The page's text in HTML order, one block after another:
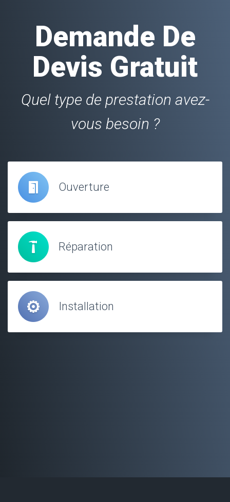
Demande De
Devis Gratuit
Quel type de prestation avez-
vous besoin ?
Ouverture
Réparation
Installation